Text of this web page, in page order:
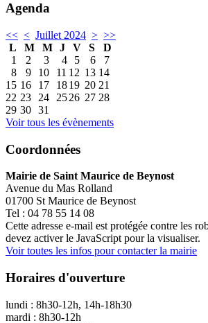
Agenda
<< < Juillet 2024 > >>
L
M M J V S
D
1
2 3 4 5 6
7
8
9 10 11 12 13 14
15 16 17 1819 20 21
22 23 24 2526 27 28
29 30 31
Voir tous les évènements
Coordonnées
Mairie de Saint Maurice de Beynost
Avenue du Mas Rolland
01700 St Maurice de Beynost
Tel : 04 78 55 14 08
Cette adresse e-mail est protégée contre les
devez activer le JavaScript pour la visualiser.
Voir toutes les infos pour contacter la mairie
Horaires d'ouverture
lundi : 8h30-12h, 14h-18h30
mardi : 8h30-12h